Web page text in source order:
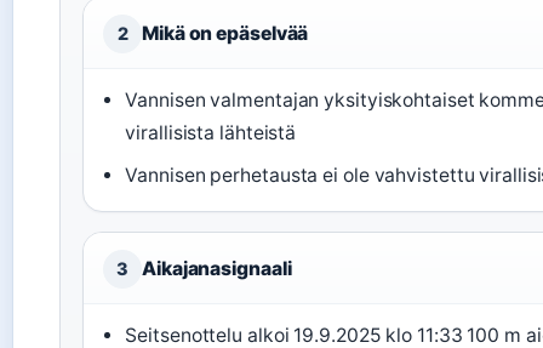
2 Mikä on epäselvää
Vannisen valmentajan yksityiskohtaiset
virallisista lähteistä
Vannisen perhetausta ei ole vahvistettu
3 Aikajanasignaali
Seitsenottelu alkoi 19.9.2025 klo 11:33 100 m